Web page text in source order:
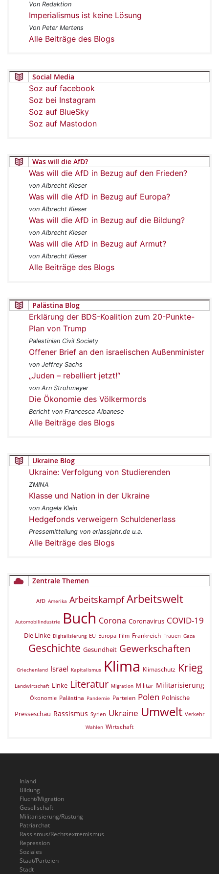
Von Redaktion
Imperialismus ist keine Lösung
Von Peter Mertens
Alle Beiträge des Blogs
Social Media
Soz auf facebook
Soz bei Instagram
Soz auf BlueSky
Soz auf Mastodon
Was will die AfD?
Was will die AfD in Bezug auf den Frieden?
von Albrecht Kieser
Was will die AfD in Bezug auf Europa?
von Albrecht Kieser
Was will die AfD in Bezug auf die Bildung?
von Albrecht Kieser
Was will die AfD in Bezug auf Armut?
von Albrecht Kieser
Alle Beiträge des Blogs
Palästina Blog
Erklärung der BDS-Koalition zum 20-Punkte-
Plan von Trump
Palestinian Civil Society
Offener Brief an den israelischen Außenminister
von Jeffrey Sachs
„Juden – rebelliert jetzt!“
von Arn Strohmeyer
Die Ökonomie des Völkermords
Bericht von Francesca Albanese
Alle Beiträge des Blogs
Ukraine Blog
Ukraine: Verfolgung von Studierenden
ZMINA
Klasse und Nation in der Ukraine
von Angela Klein
Hedgefonds verweigern Schuldenerlass
Pressemitteilung von erlassjahr.de u.a.
Alle Beiträge des Blogs
Zentrale Themen
AfD Amerika Arbeitskampf Arbeitswelt
Automobilindustrie Buch Corona Coronavirus COVID-19
Die Linke Digitalisierung EU Europa Film Frankreich Frauen Gaza
Geschichte Gesundheit Gewerkschaften
Griechenland Israel Kapitalismus Klima Klimaschutz Krieg
Landwirtschaft Linke Literatur Migration Militär Militarisierung
Ökonomie Palästina Pandemie Parteien Polen Polnische
Presseschau Rassismus Syrien Ukraine Umwelt Verkehr
Wahlen Wirtschaft
Inland
Bildung
Flucht/Migration
Gesellschaft
Militarisierung/Rüstung
Patriarchat
Rassismus/Rechtsextremismus
Repression
Soziales
Staat/Parteien
Stadt